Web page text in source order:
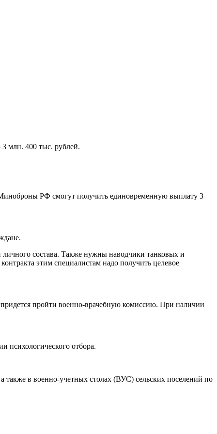
млн. 400 тыс. рублей.
РФ смогут получить единовременную выплату 3
состава. Также нужны наводчики танковых и
этим специалистам надо получить целевое
пройти военно-врачебную комиссию. При наличии
отбора.
также в военно-учетных столах (ВУС) сельских поселений по